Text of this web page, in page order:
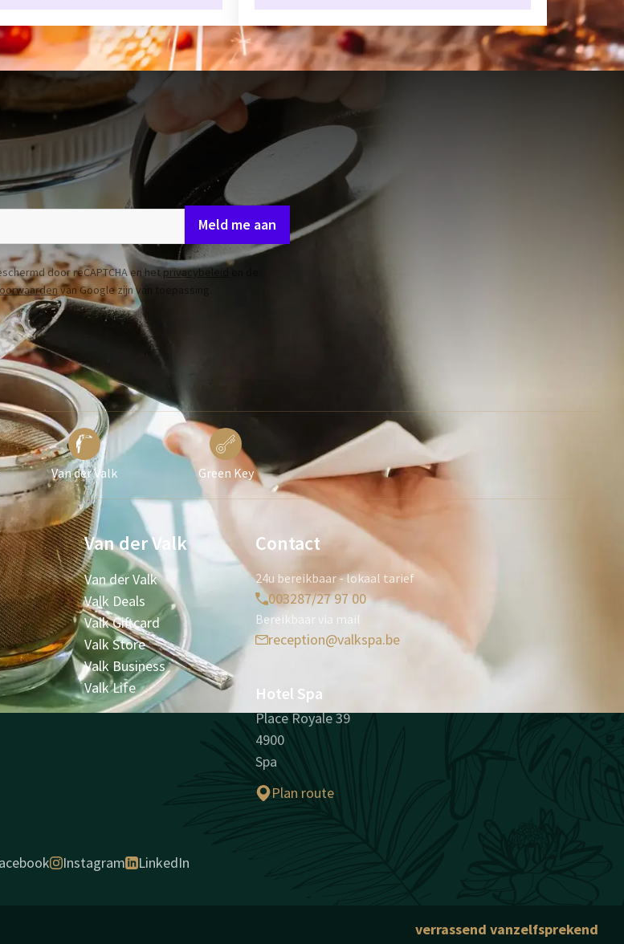
updates over onze aanbiedingen
en activiteiten
BLIJF OP DE HOOGTE!
Meld me aan
door reCAPTCHA en hetprivacybeleid
van Google zijn van toepassing.
Van der Valk Green Key
Van der Valk
Van der Valk
Valk Deals
Valk Giftcard
Valk Store
Valk Business
Valk Life
Contact
24u bereikbaar - lokaal tarief
003287/27 97 00
Bereikbaar via mail
reception@valkspa.be
Hotel Spa
Place Royale 39
4900
Spa
Plan route
Instagram LinkedIn
verrassend vanzelfsprekend